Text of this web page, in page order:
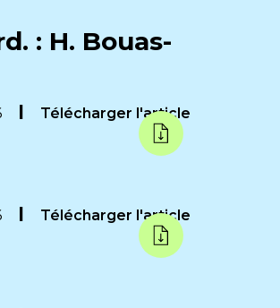
: H. Bouas-
Télécharger l'article
Télécharger l'article